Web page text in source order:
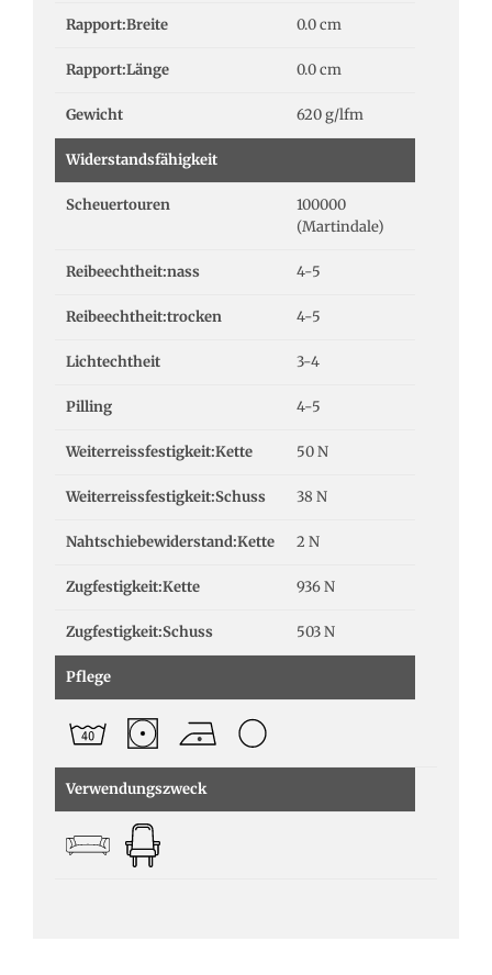
Rapport:Breite 0.0 cm
Rapport:Länge 0.0 cm
Gewicht 620 g/lfm
Widerstandsfähigkeit
Scheuertouren
100000
(Martindale)
Reibeechtheit:nass 4-5
Reibeechtheit:trocken 4-5
Lichtechtheit 3-4
Pilling 4-5
Weiterreissfestigkeit:Kette 50 N
Weiterreissfestigkeit:Schuss 38 N
Nahtschiebewiderstand:Kette 2 N
Zugfestigkeit:Kette 936 N
Zugfestigkeit:Schuss 503 N
Pflege
Verwendungszweck